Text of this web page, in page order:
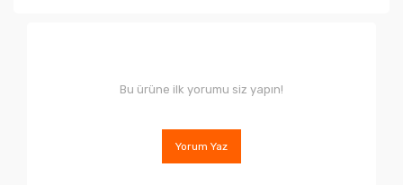
Bu ürüne ilk yorumu siz yapın!
Yorum Yaz